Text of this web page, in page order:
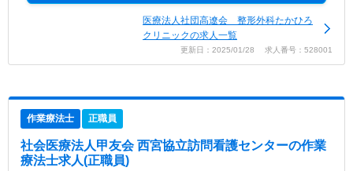
医療法人社団高遼会 整形外科たかひろ
クリニックの求人一覧
更新日：2025/01/28 求人番号：528001
作業療法士 正職員
社会医療法人甲友会 西宮協立訪問看護センターの作業
療法士求人(正職員)